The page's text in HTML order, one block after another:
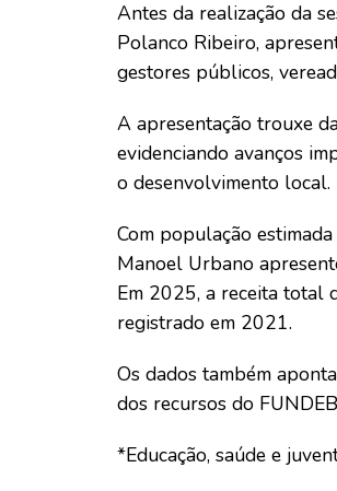
Antes da realização da
Polanco Ribeiro,
gestores públicos,
A apresentação trouxe
evidenciando avanços
o desenvolvimento local.
Com população
Manoel Urbano
Em 2025, a receita total
registrado em 2021.
Os dados também
dos recursos do
*Educação, saúde e